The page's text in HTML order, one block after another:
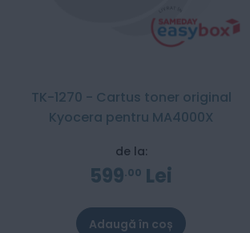
TK-1270 - Cartus toner original
Kyocera pentru MA4000X
de la:
599 00 Lei
Adaugă în coș